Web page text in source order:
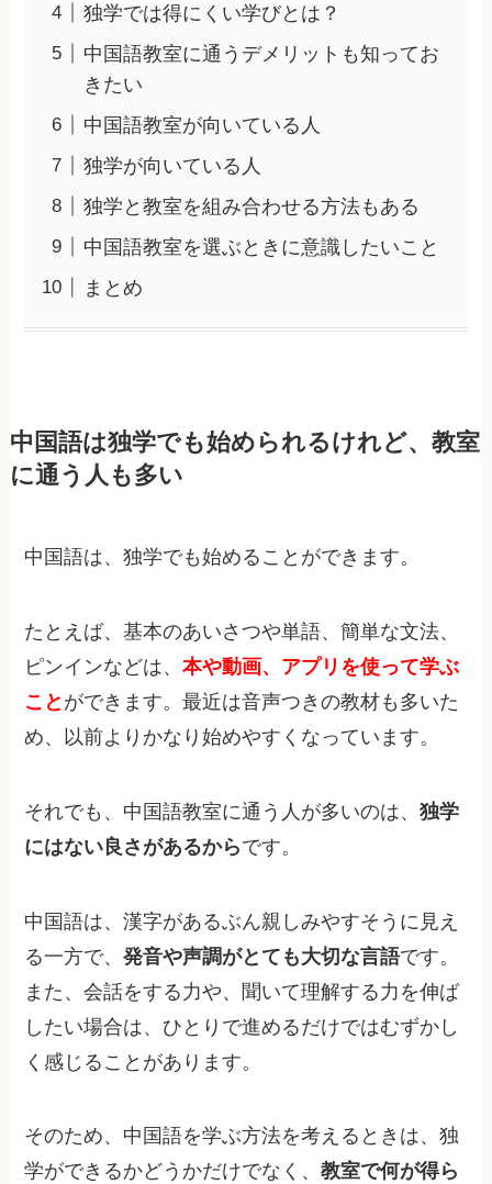
独学では得にくい学びとは？
中国語教室に通うデメリットも知ってお
きたい
中国語教室が向いている人
独学が向いている人
独学と教室を組み合わせる方法もある
中国語教室を選ぶときに意識したいこと
まとめ
中国語は独学でも始められるけれど、教室
に通う人も多い
中国語は、独学でも始めることができます。
たとえば、基本のあいさつや単語、簡単な文法、
ピンインなどは、本や動画、アプリを使って学ぶ
こと ができます。最近は音声つきの教材も多いた
め、以前よりかなり始めやすくなっています。
それでも、中国語教室に通う人が多いのは、独学
にはない良さがあるからです。
中国語は、漢字があるぶん親しみやすそうに見え
る一方で、発音や声調がとても大切な言語です。
また、会話をする力や、聞いて理解する力を伸ば
したい場合は、ひとりで進めるだけではむずかし
く感じることがあります。
そのため、中国語を学ぶ方法を考えるときは、独
学ができるかどうかだけでなく、教室で何が得ら